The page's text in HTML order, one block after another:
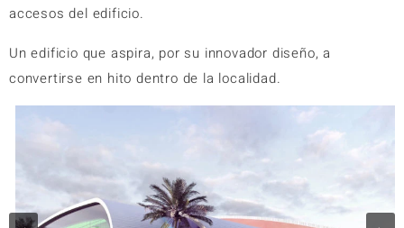
accesos del edificio.
Un edificio que aspira, por su innovador diseño, a
convertirse en hito dentro de la localidad.